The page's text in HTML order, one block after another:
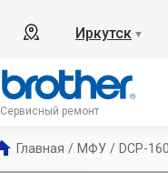
Иркутск ▼
Сервисный ремонт
Главная / МФУ / DCP-